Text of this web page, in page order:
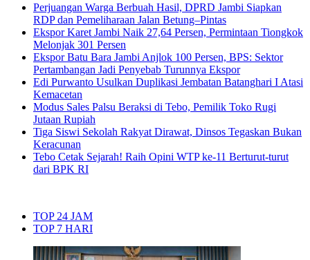
Perjuangan Warga Berbuah Hasil, DPRD Jambi Siapkan
RDP dan Pemeliharaan Jalan Betung–Pintas
Ekspor Karet Jambi Naik 27,64 Persen, Permintaan Tiongkok
Melonjak 301 Persen
Ekspor Batu Bara Jambi Anjlok 100 Persen, BPS: Sektor
Pertambangan Jadi Penyebab Turunnya Ekspor
Edi Purwanto Usulkan Duplikasi Jembatan Batanghari I Atasi
Kemacetan
Modus Sales Palsu Beraksi di Tebo, Pemilik Toko Rugi
Jutaan Rupiah
Tiga Siswi Sekolah Rakyat Dirawat, Dinsos Tegaskan Bukan
Keracunan
Tebo Cetak Sejarah! Raih Opini WTP ke-11 Berturut-turut
dari BPK RI
TOP 24 JAM
TOP 7 HARI